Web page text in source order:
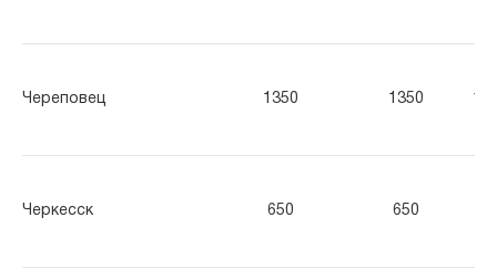
Череповец 1350 1350
Черкесск 650 650